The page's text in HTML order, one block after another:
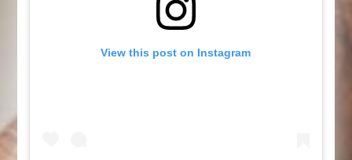
View this post on Instagram